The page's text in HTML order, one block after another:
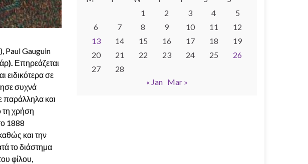
Paul Gauguin
). Επηρεάζεται
ειδικότερα σε
συχνά
παράλληλα και
τη χρήση
1888
και την
το διάστημα
φίλου,
1
2 3 4
5
6
7 8 9 10 11
12
13
14 15 16 17 18
19
20
21 22 23 24 25
26
27
28
« Jan Mar »